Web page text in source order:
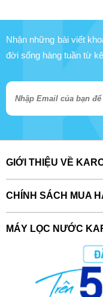
Nhận những bài viết
đời sống hàng tuần từ
GIỚI THIỆU VỀ
CHÍNH SÁCH MUA
MÁY LỌC NƯỚC